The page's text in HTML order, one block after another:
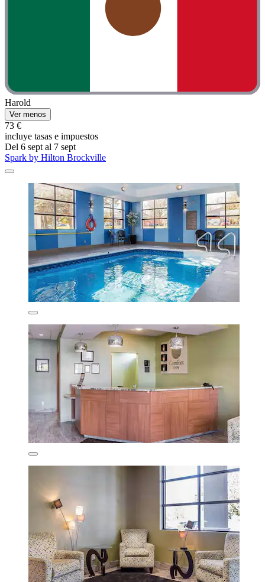
Harold
Ver menos
73 €
incluye tasas e impuestos
Del 6 sept al 7 sept
Spark by Hilton Brockville